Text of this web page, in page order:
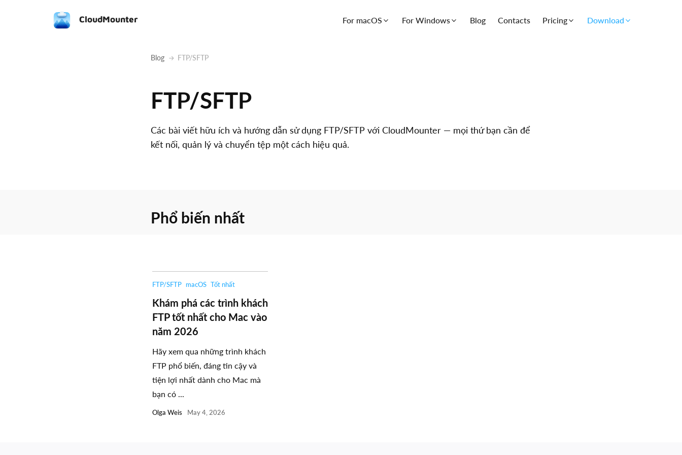
CloudMounter For macOS For Windows Blog Contacts Pricing Download
Blog FTP/SFTP
FTP/SFTP
Các bài viết hữu ích và hướng dẫn sử dụng FTP/SFTP với CloudMounter — mọi thứ bạn cần để
kết nối, quản lý và chuyển tệp một cách hiệu quả.
Phổ biến nhất
FTP/SFTP macOS Tốt nhất
Khám phá các trình khách
FTP tốt nhất cho Mac vào
năm 2026
Hãy xem qua những trình khách
FTP phổ biến, đáng tin cậy và
tiện lợi nhất dành cho Mac mà
bạn có ...
Olga Weis May 4, 2026